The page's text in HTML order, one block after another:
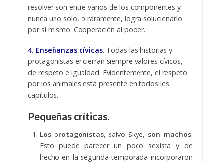
resolver son entre varios de los componentes y
nunca uno solo, o raramente, logra solucionarlo
por sí mismo. Cooperación al poder.
4. Enseñanzas cívicas. Todas las historias y
protagonistas encierran siempre valores cívicos,
de respeto e igualdad. Evidentemente, el respeto
por los animales está presente en todos los
capítulos.
Pequeñas críticas.
Los protagonistas, salvo Skye, son machos.
Esto puede parecer un poco sexista y de
hecho en la segunda temporada incorporaron